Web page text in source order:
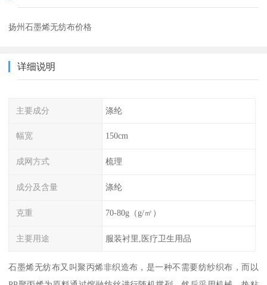
扬州石墨烯无纺布价格
详细说明
主要成分 涤纶
幅宽 150cm
成网方式 梳理
成分及含量 涤纶
克重 70-80g（g/㎡）
主要用途 服装衬里,医疗卫生用品
石墨烯无纺布又叫聚丙烯非织造布，是一种不需要纺纱织布，而以